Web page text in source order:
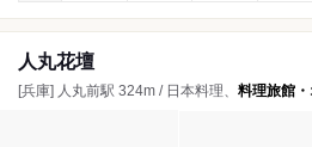
人丸花壇
[兵庫] 人丸前駅 324m / 日本料理、 料理旅館